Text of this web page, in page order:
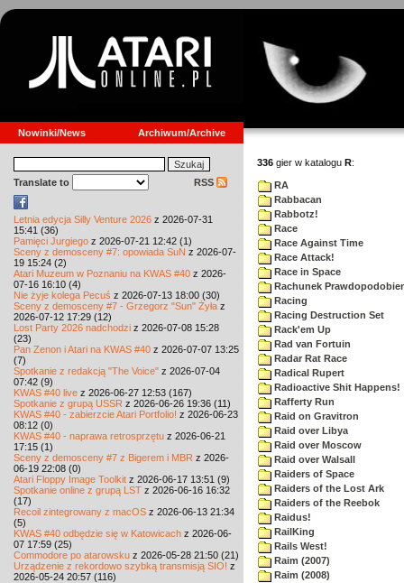
Nowinki/News Archiwum/Archive
Translate to RSS
Letnia edycja Silly Venture 2026 z 2026-07-31
15:41 (36)
Pamięci Jurgiego z 2026-07-21 12:42 (1)
Sceny z demosceny #7: opowiada SuN z 2026-07-
19 15:24 (2)
Atari Muzeum w Poznaniu na KWAS #40 z 2026-
07-16 16:10 (4)
Nie żyje kolega Pecuś z 2026-07-13 18:00 (30)
Sceny z demosceny #7 - Grzegorz "Sun" Żyła z
2026-07-12 17:29 (12)
Lost Party 2026 nadchodzi z 2026-07-08 15:28
(23)
Pan Zenon i Atari na KWAS #40 z 2026-07-07 13:25
(7)
Spotkanie z redakcją "The Voice" z 2026-07-04
07:42 (9)
KWAS #40 live z 2026-06-27 12:53 (167)
Spotkanie z grupą USSR z 2026-06-26 19:36 (11)
KWAS #40 - zabierzcie Atari Portfolio! z 2026-06-23
08:12 (0)
KWAS #40 - naprawa retrosprzętu z 2026-06-21
17:15 (1)
Sceny z demosceny #7 z Bigerem i MBR z 2026-
06-19 22:08 (0)
Atari Floppy Image Toolkit z 2026-06-17 13:51 (9)
Spotkanie online z grupą LST z 2026-06-16 16:32
(17)
Recoil zintegrowany z macOS z 2026-06-13 21:34
(5)
KWAS #40 odbędzie się w Katowicach z 2026-06-
07 17:59 (25)
Commodore po atarowsku z 2026-05-28 21:50 (21)
Urządzenie z rekordowo szybką transmisją SIO! z
2026-05-24 20:57 (116)
336 gier w katalogu R:
RA
Rabbacan
Rabbotz!
Race
Race Against Time
Race Attack!
Race in Space
Rachunek
Racing
Racing Destruction Set
Rack'em Up
Rad van Fortuin
Radar Rat Race
Radical Rupert
Radioactive Shit Happens!
Rafferty Run
Raid on Gravitron
Raid over Libya
Raid over Moscow
Raid over Walsall
Raiders of Space
Raiders of the Lost Ark
Raiders of the Reebok
Raidus!
RailKing
Rails West!
Raim (2007)
Raim (2008)